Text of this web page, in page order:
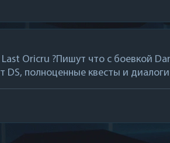
Last Oricru ?Пишут что с боевкой
DS, полноценные квесты и